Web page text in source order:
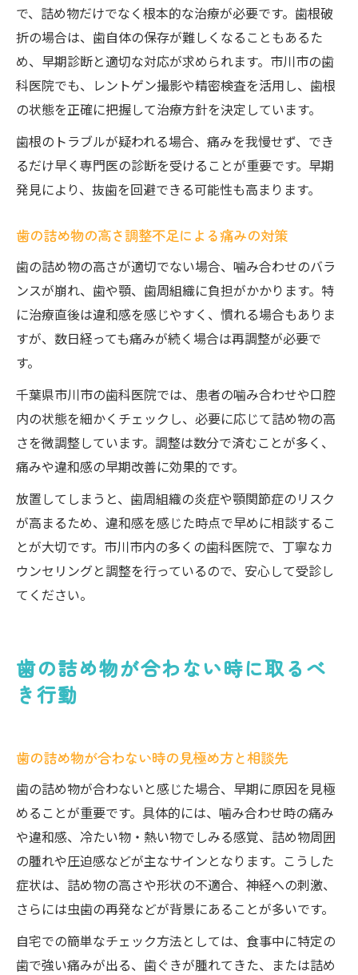
で、詰め物だけでなく根本的な治療が必要です。歯根破
折の場合は、歯自体の保存が難しくなることもあるた
め、早期診断と適切な対応が求められます。市川市の歯
科医院でも、レントゲン撮影や精密検査を活用し、歯根
の状態を正確に把握して治療方針を決定しています。
歯根のトラブルが疑われる場合、痛みを我慢せず、でき
るだけ早く専門医の診断を受けることが重要です。早期
発見により、抜歯を回避できる可能性も高まります。
歯の詰め物の高さ調整不足による痛みの対策
歯の詰め物の高さが適切でない場合、噛み合わせのバラ
ンスが崩れ、歯や顎、歯周組織に負担がかかります。特
に治療直後は違和感を感じやすく、慣れる場合もありま
すが、数日経っても痛みが続く場合は再調整が必要で
す。
千葉県市川市の歯科医院では、患者の噛み合わせや口腔
内の状態を細かくチェックし、必要に応じて詰め物の高
さを微調整しています。調整は数分で済むことが多く、
痛みや違和感の早期改善に効果的です。
放置してしまうと、歯周組織の炎症や顎関節症のリスク
が高まるため、違和感を感じた時点で早めに相談するこ
とが大切です。市川市内の多くの歯科医院で、丁寧なカ
ウンセリングと調整を行っているので、安心して受診し
てください。
歯の詰め物が合わない時に取るべ
き行動
歯の詰め物が合わない時の見極め方と相談先
歯の詰め物が合わないと感じた場合、早期に原因を見極
めることが重要です。具体的には、噛み合わせ時の痛み
や違和感、冷たい物・熱い物でしみる感覚、詰め物周囲
の腫れや圧迫感などが主なサインとなります。こうした
症状は、詰め物の高さや形状の不適合、神経への刺激、
さらには虫歯の再発などが背景にあることが多いです。
自宅での簡単なチェック方法としては、食事中に特定の
歯で強い痛みが出る、歯ぐきが腫れてきた、または詰め